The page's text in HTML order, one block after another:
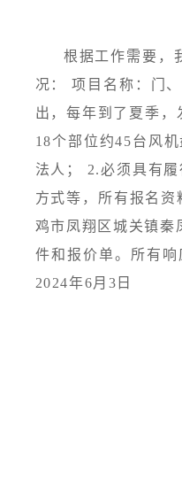
根据工作需要，
况： 项目名称：门
出，每年到了夏季
18个部位约45台风
法人； 2.必须具有
方式等，所有报名
鸡市凤翔区城关镇秦
件和报价单。所有
2024年6月3日